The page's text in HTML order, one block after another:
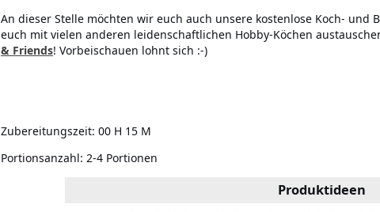
An dieser Stelle möchten wir euch auch unsere kostenlose Koch- und
euch mit vielen anderen leidenschaftlichen Hobby-Köchen
& Friends! Vorbeischauen lohnt sich :-)
Zubereitungszeit: 00 H 15 M
Portionsanzahl: 2-4 Portionen
Produktideen